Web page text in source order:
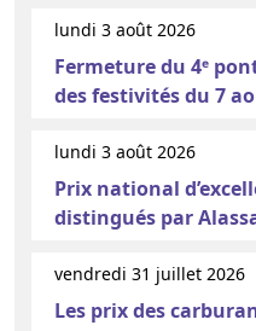
lundi 3 août 2026
Fermeture du 4ᵉ
des festivités du 7
lundi 3 août 2026
Prix national
distingués par
vendredi 31 juillet 2026
Les prix des